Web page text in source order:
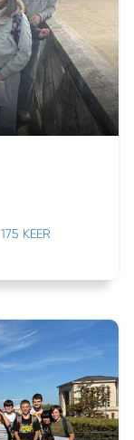
175 KEER